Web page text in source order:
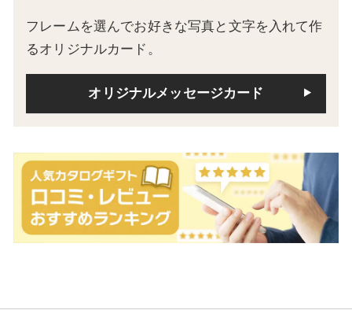
フレームを選んでお好きな写真と文字を入れて作
るオリジナルカード。
オリジナルメッセージカード